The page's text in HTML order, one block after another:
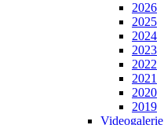
2026
2025
2024
2023
2022
2021
2020
2019
Videogalerie